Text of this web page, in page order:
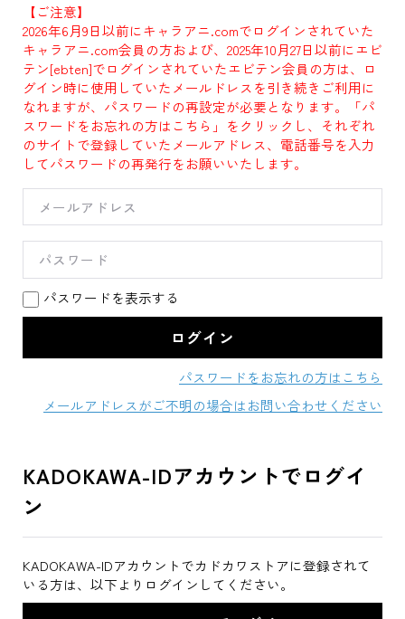
【ご注意】
2026年6月9日以前にキャラアニ.comでログインされていた
キャラアニ.com会員の方および、2025年10月27日以前にエビ
テン[ebten]でログインされていたエビテン会員の方は、ロ
グイン時に使用していたメールドレスを引き続きご利用に
なれますが、パスワードの再設定が必要となります。「パ
スワードをお忘れの方はこちら」をクリックし、それぞれ
のサイトで登録していたメールアドレス、電話番号を入力
してパスワードの再発行をお願いいたします。
パスワードを表示する
パスワードをお忘れの方はこちら
メールアドレスがご不明の場合はお問い合わせください
KADOKAWA-IDアカウントでログイ
ン
KADOKAWA-IDアカウントでカドカワストアに登録されて
いる方は、以下よりログインしてください。